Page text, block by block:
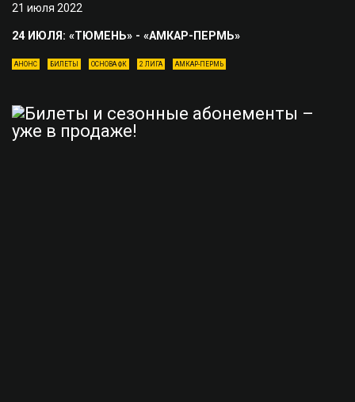
21 июля 2022
24 ИЮЛЯ: «ТЮМЕНЬ» - «АМКАР-ПЕРМЬ»
АНОНС БИЛЕТЫ ОСНОВА ФК 2 ЛИГА АМКАР-ПЕРМЬ